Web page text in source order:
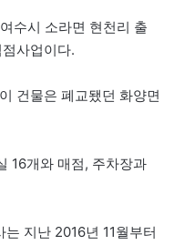
수시 소라면 현천리 출
사업이다.
건물은 폐교됐던 화양면
16개와 매점, 주차장과
지난 2016년 11월부터